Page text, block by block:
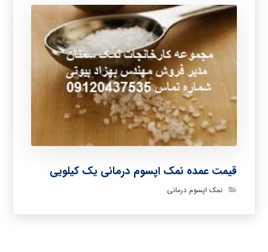
قیمت عمده نمک اپسوم درمانی یک کیلویی
نمک اپسوم درمانی